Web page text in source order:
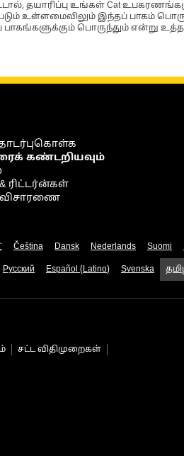
தயாரிப்பு உங்கள் Cat
உள்ளமைவிலும் இந்தப் பாகம்
பொருந்தும் என்று
கண்டறியவும்
ரிட்டர்ன்கள்
Čeština Dansk Nederlands Suomi
Русский Español (Latino) Svenska
சட்ட விதிமுறைகள்